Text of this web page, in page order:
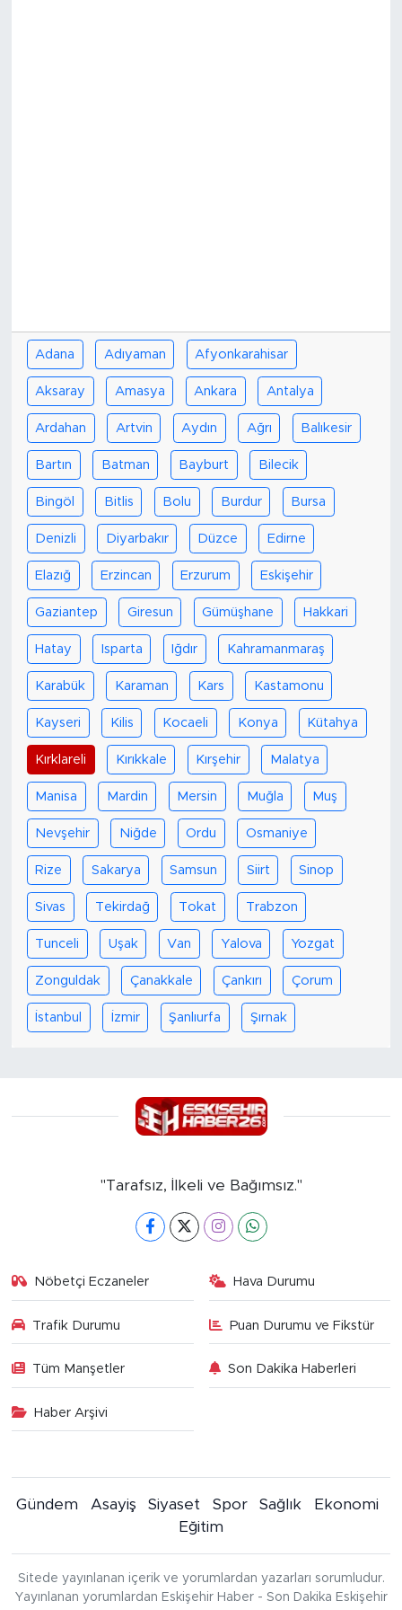
Adana Adıyaman Afyonkarahisar
Aksaray Amasya Ankara Antalya
Ardahan Artvin Aydın Ağrı Balıkesir
Bartın Batman Bayburt Bilecik
Bingöl Bitlis Bolu Burdur Bursa
Denizli Diyarbakır Düzce Edirne
Elazığ Erzincan Erzurum Eskişehir
Gaziantep Giresun Gümüşhane Hakkari
Hatay Isparta Iğdır Kahramanmaraş
Karabük Karaman Kars Kastamonu
Kayseri Kilis Kocaeli Konya Kütahya
Kırklareli Kırıkkale Kırşehir Malatya
Manisa Mardin Mersin Muğla Muş
Nevşehir Niğde Ordu Osmaniye
Rize Sakarya Samsun Siirt Sinop
Sivas Tekirdağ Tokat Trabzon
Tunceli Uşak Van Yalova Yozgat
Zonguldak Çanakkale Çankırı Çorum
İstanbul İzmir Şanlıurfa Şırnak
"Tarafsız, İlkeli ve Bağımsız."
Nöbetçi Eczaneler Hava Durumu
Trafik Durumu Puan Durumu ve Fikstür
Tüm Manşetler Son Dakika Haberleri
Haber Arşivi
Gündem Asayiş Siyaset Spor Sağlık
Ekonomi
Eğitim
Sitede yayınlanan içerik ve yorumlardan yazarları sorumludur.
Yayınlanan yorumlardan Eskişehir Haber - Son Dakika Eskişehir